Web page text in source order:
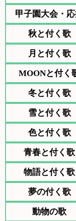
甲子園大会・
秋と付く歌
月と付く歌
MOONと付く
冬と付く歌
雪と付く歌
色と付く歌
青春と付く歌
物語と付く歌
夢の付く歌
動物の歌